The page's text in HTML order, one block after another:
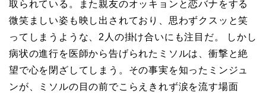
取られている。また親友のオッキョンと恋バナをする
微笑ましい姿も映し出されており、思わずクスッと笑
ってしまうような、2人の掛け合いにも注目だ。 しかし
病状の進行を医師から告げられたミソルは、衝撃と絶
望で心を閉ざしてしまう。その事実を知ったミンジュ
ンが、ミソルの目の前でこらえきれず涙を流す場面